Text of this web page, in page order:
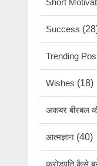
Short
Success
Trending
Wishes (18)
अकबर बीरबल
आत्मज्ञान (40)